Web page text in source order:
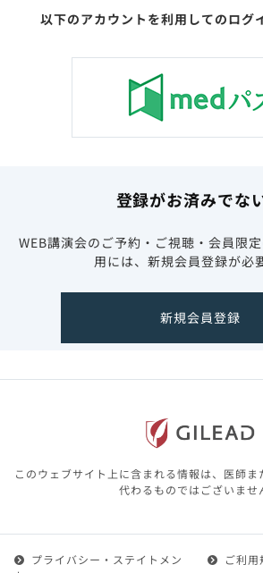
以下のアカウントを利用してのログ
登録がお済みでな
WEB講演会のご予約・ご視聴・会員限
用には、新規会員登録が必
新規会員登録
このウェブサイト上に含まれる情報は、医師
代わるものではございませ
プライバシー・ステイトメン
ご利用